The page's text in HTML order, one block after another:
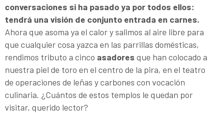
conversaciones si ha pasado ya por todos ellos:
tendrá una visión de conjunto entrada en carnes.
Ahora que asoma ya el calor y salimos al aire libre para
que cualquier cosa yazca en las parrillas domésticas,
rendimos tributo a cinco asadores que han colocado a
nuestra piel de toro en el centro de la pira, en el teatro
de operaciones de leñas y carbones con vocación
culinaria. ¿Cuántos de estos templos le quedan por
visitar, querido lector?